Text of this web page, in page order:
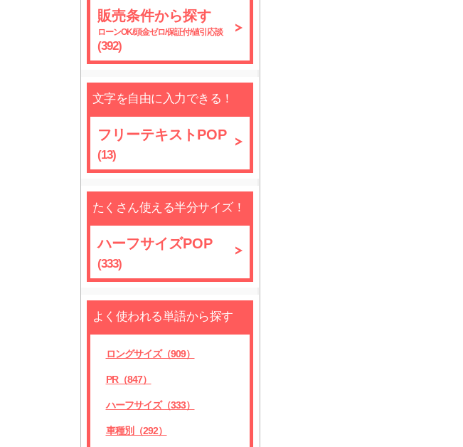
販売条件から探す
ローンOK/頭金ゼロ/保証付/値引応談
(392)
文字を自由に入力できる！
フリーテキストPOP
(13)
たくさん使える半分サイズ！
ハーフサイズPOP
(333)
よく使われる単語から探す
ロングサイズ（909）
PR（847）
ハーフサイズ（333）
車種別（292）